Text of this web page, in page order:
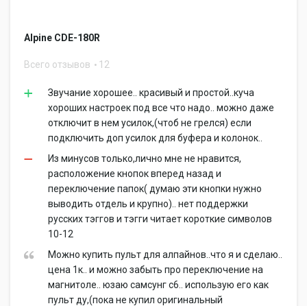
Alpine CDE-180R
Всего отзывов 12
Звучание хорошее.. красивый и простой..куча
хороших настроек под все что надо.. можно даже
отключит в нем усилок,(чтоб не грелся) если
подключить доп усилок для буфера и колонок..
Из минусов только,лично мне не нравится,
расположение кнопок вперед назад и
переключение папок( думаю эти кнопки нужно
выводить отдель и крупно).. нет поддержки
русских тэггов и тэгги читает короткие символов
10-12
Можно купить пульт для алпайнов..что я и сделаю..
цена 1к.. и можно забыть про переключение на
магнитоле.. юзаю самсунг с6.. использую его как
пульт ду,(пока не купил оригинальный